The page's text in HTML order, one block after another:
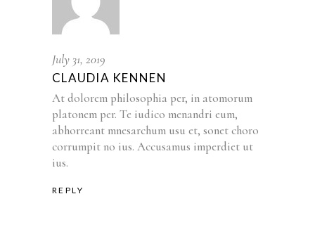
July 31, 2019
CLAUDIA KENNEN
At dolorem philosophia per, in atomorum
platonem per. Te iudico menandri eum,
abhorreant mnesarchum usu et, sonet choro
corrumpit no ius. Accusamus imperdiet ut
ius.
REPLY